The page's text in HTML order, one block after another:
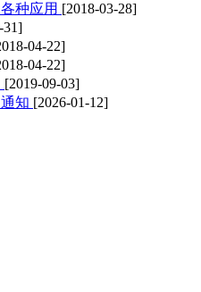
种应用 [2018-03-28]
31]
04-22]
04-22]
[2019-09-03]
知 [2026-01-12]